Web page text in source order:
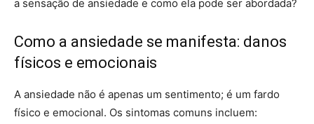
a sensação de ansiedade e como ela pode ser abordada?
Como a ansiedade se manifesta: danos
físicos e emocionais
A ansiedade não é apenas um sentimento; é um fardo
físico e emocional. Os sintomas comuns incluem: